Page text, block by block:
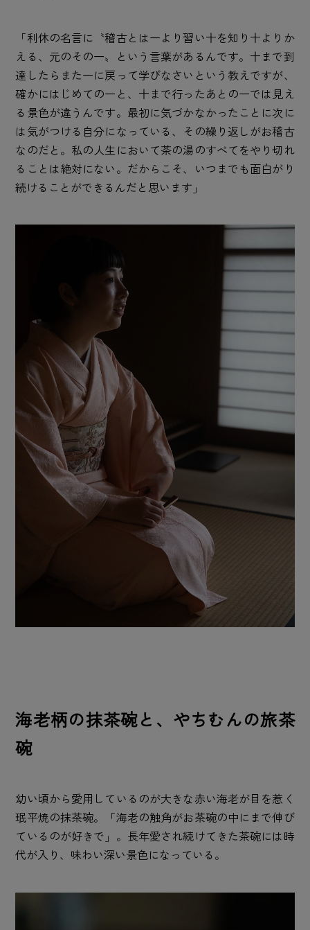
「利休の名言に〝稽古とは一より習い十を知り十よりか
える、元のその一〟という言葉があるんです。十まで到
達したらまた一に戻って学びなさいという教えですが、
確かにはじめての一と、十まで行ったあとの一では見え
る景色が違うんです。最初に気づかなかったことに次に
は気がつける自分になっている、その繰り返しがお稽古
なのだと。私の人生において茶の湯のすべてをやり切れ
ることは絶対にない。だからこそ、いつまでも面白がり
続けることができるんだと思います」
海老柄の抹茶碗と、やちむんの旅茶
碗
幼い頃から愛用しているのが大きな赤い海老が目を惹く
珉平焼の抹茶碗。「海老の触角がお茶碗の中にまで伸び
ているのが好きで」。長年愛され続けてきた茶碗には時
代が入り、味わい深い景色になっている。